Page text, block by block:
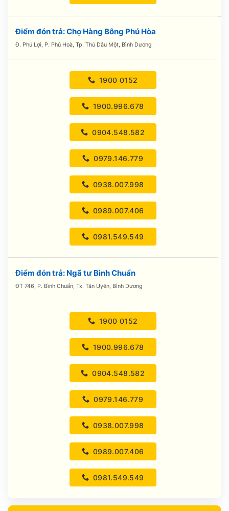
Điểm đón trả: Chợ Hàng Bông Phú Hòa
Đ. Phú Lợi, P. Phú Hoà, Tp. Thủ Dầu Một, Bình Dương
1900 0152
1900.996.678
0904.548.582
0979.146.779
0938.007.998
0989.007.406
0981.549.549
Điểm đón trả: Ngã tư Bình Chuẩn
ĐT 746, P. Bình Chuẩn, Tx. Tân Uyên, Bình Dương
1900 0152
1900.996.678
0904.548.582
0979.146.779
0938.007.998
0989.007.406
0981.549.549